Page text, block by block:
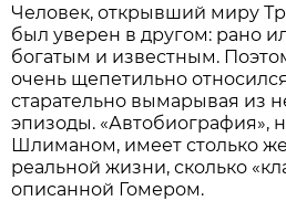
Человек, открывший миру
был уверен в другом: рано
богатым и известным.
очень щепетильно
старательно вымарывая из
эпизоды. «Автобиография»,
Шлиманом, имеет столько
реальной жизни, сколько
описанной Гомером.